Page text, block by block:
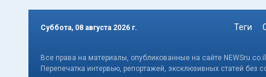
Суббота, 08 августа 2026 г. Теги
Все права на материалы, опубликованные на сайте
Перепечатка интервью, репортажей, эксклюзивных статей